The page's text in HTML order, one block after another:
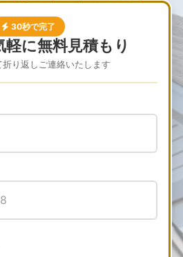
30秒で完了
軽に無料見積もり
折り返しご連絡いたします